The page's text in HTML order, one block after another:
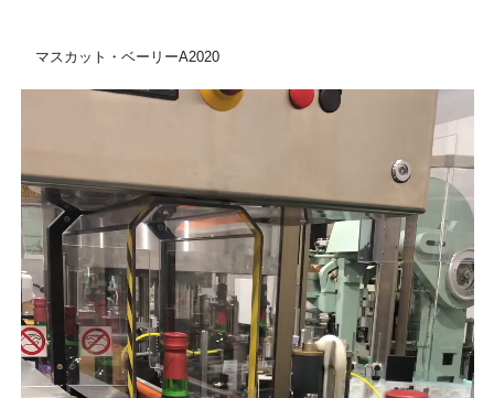
マスカット・ベーリーA2020
ー
ヤ
ー